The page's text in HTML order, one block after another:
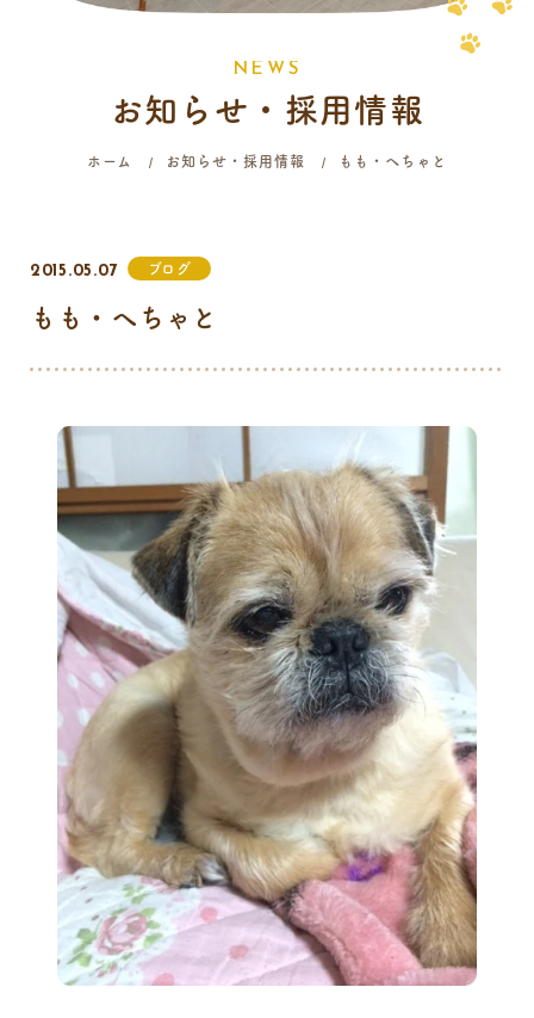
058-214-4071
9:00 - 12:00
16:00 - 19:00
N E W S
お知らせ・採用情報
ホーム お知らせ・採用情報 もも・へちゃと
2015.05.07 ブログ
もも・へちゃと